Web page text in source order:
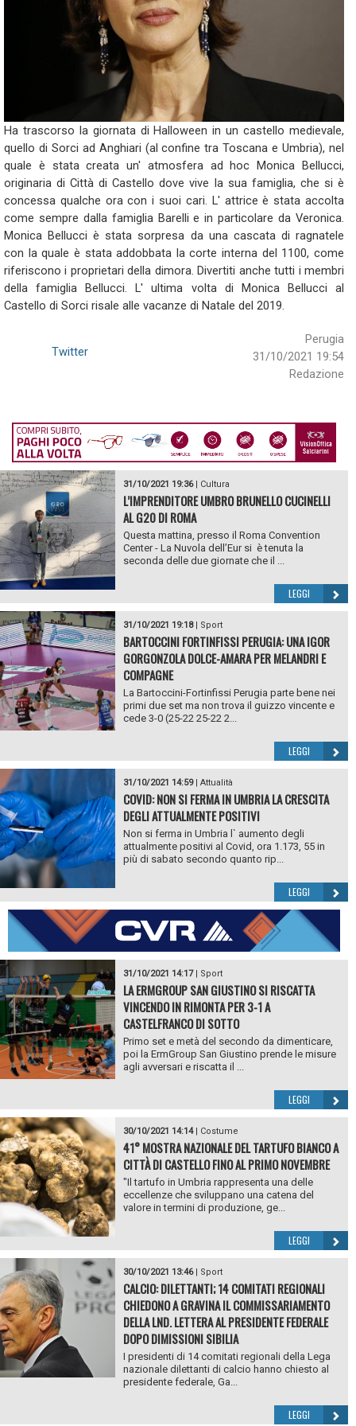
Ha trascorso la giornata diHalloween in un castello medievale,
quello di Sorci ad Anghiari (al confine tra Toscana e Umbria), nel
quale è statacreata un' atmosfera ad hoc Monica Bellucci,
originaria di Cittàdi Castello dove vive la sua famiglia, che si è
concessa qualche ora con i suoi cari. L' attrice è stata accolta
come sempre dalla famiglia Barelli ein particolare da Veronica.
Monica Bellucci è stata sorpresa da una cascata di ragnatele
con la quale è stata addobbata la corteinterna del 1100, come
riferiscono i proprietari della dimora. Divertiti anche tutti i membri
della famiglia Bellucci.L' ultima volta di Monica Bellucci al
Castello di Sorci risale alle vacanze di Natale del 2019.
Perugia
31/10/2021 19:54
Redazione
Twitter
31/10/2021 19:36| Cultura
L’IMPRENDITORE UMBRO BRUNELLO CUCINELLI
AL G20 DI ROMA
Questa mattina, presso il Roma Convention
Center - La Nuvola dell’Eur si è tenuta la
seconda delle due giornate che il ...
LEGGI
31/10/2021 19:18| Sport
BARTOCCINI FORTINFISSI PERUGIA: UNA IGOR
GORGONZOLA DOLCE-AMARA PER MELANDRI E
COMPAGNE
La Bartoccini-Fortinfissi Perugia parte bene nei
primi due set ma non trova il guizzo vincente e
cede 3-0 (25-22 25-22 2...
LEGGI
31/10/2021 14:59| Attualità
COVID: NON SI FERMA IN UMBRIA LA CRESCITA
DEGLI ATTUALMENTE POSITIVI
Non si ferma in Umbria l` aumento degli
attualmente positivi al Covid, ora 1.173, 55 in
più di sabato secondo quanto rip...
LEGGI
31/10/2021 14:17| Sport
LA ERMGROUP SAN GIUSTINO SI RISCATTA
VINCENDO IN RIMONTA PER 3-1 A
CASTELFRANCO DI SOTTO
Primo set e metà del secondo da dimenticare,
poi la ErmGroup San Giustino prende le misure
agli avversari e riscatta il ...
LEGGI
30/10/2021 14:14| Costume
41° MOSTRA NAZIONALE DEL TARTUFO BIANCO A
CITTÀ DI CASTELLO FINO AL PRIMO NOVEMBRE
"Il tartufo in Umbria rappresenta una delle
eccellenze che sviluppano una catena del
valore in termini di produzione, ge...
LEGGI
30/10/2021 13:46| Sport
CALCIO: DILETTANTI; 14 COMITATI REGIONALI
CHIEDONO A GRAVINA IL COMMISSARIAMENTO
DELLA LND. LETTERA AL PRESIDENTE FEDERALE
DOPO DIMISSIONI SIBILIA
I presidenti di 14 comitati regionali della Lega
nazionale dilettanti di calcio hanno chiesto al
presidente federale, Ga...
LEGGI